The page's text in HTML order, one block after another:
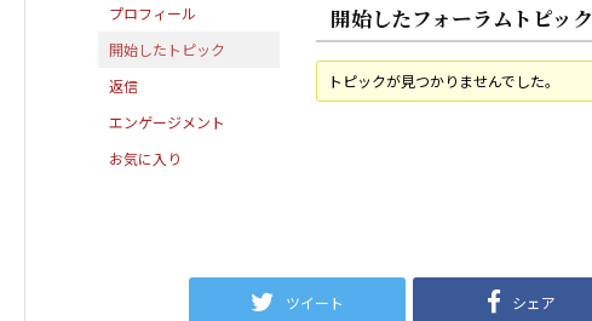
プロフィール
開始したトピック
返信
エンゲージメント
お気に入り
開始したフォーラムトピック
トピックが見つかりませんでした。
ツイート シェア